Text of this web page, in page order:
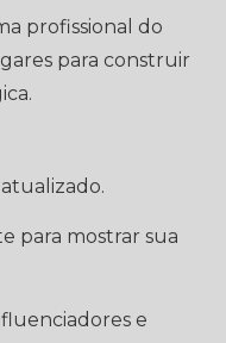
profissional do
para construir